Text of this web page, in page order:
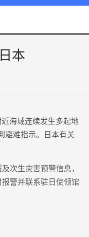
本
海域连续发生多起地
避难指示。日本有关
次生灾害预警信息，
警并联系驻日使领馆